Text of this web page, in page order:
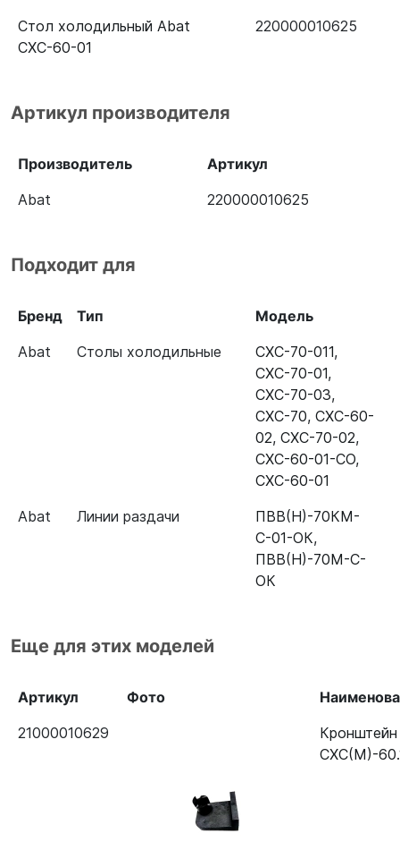
Стол холодильный Abat
СХС-60-01
220000010625
Артикул производителя
Производитель
Артикул
Abat
220000010625
Подходит для
Бренд Тип
Модель
Abat
Столы холодильные СХС-70-011,
СХС-70-01,
СХС-70-03,
СХС-70, СХС-60-
02, СХС-70-02,
СХС-60-01-СО,
СХС-60-01
Abat
Линии раздачи
ПВВ(Н)-70КМ-
С-01-ОК,
ПВВ(Н)-70М-С-
ОК
Еще для этих моделей
Артикул Фото
21000010629
СХС(М)-